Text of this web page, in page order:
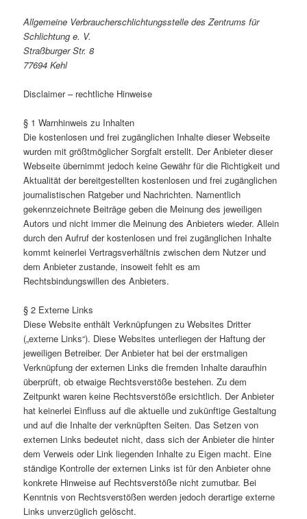
Allgemeine Verbraucherschlichtungsstelle des Zentrums für
Schlichtung e. V.
Straßburger Str. 8
77694 Kehl
Disclaimer – rechtliche Hinweise
§ 1 Warnhinweis zu Inhalten
Die kostenlosen und frei zugänglichen Inhalte dieser Webseite
wurden mit größtmöglicher Sorgfalt erstellt. Der Anbieter dieser
Webseite übernimmt jedoch keine Gewähr für die Richtigkeit und
Aktualität der bereitgestellten kostenlosen und frei zugänglichen
journalistischen Ratgeber und Nachrichten. Namentlich
gekennzeichnete Beiträge geben die Meinung des jeweiligen
Autors und nicht immer die Meinung des Anbieters wieder. Allein
durch den Aufruf der kostenlosen und frei zugänglichen Inhalte
kommt keinerlei Vertragsverhältnis zwischen dem Nutzer und
dem Anbieter zustande, insoweit fehlt es am
Rechtsbindungswillen des Anbieters.
§ 2 Externe Links
Diese Website enthält Verknüpfungen zu Websites Dritter
(„externe Links“). Diese Websites unterliegen der Haftung der
jeweiligen Betreiber. Der Anbieter hat bei der erstmaligen
Verknüpfung der externen Links die fremden Inhalte daraufhin
überprüft, ob etwaige Rechtsverstöße bestehen. Zu dem
Zeitpunkt waren keine Rechtsverstöße ersichtlich. Der Anbieter
hat keinerlei Einfluss auf die aktuelle und zukünftige Gestaltung
und auf die Inhalte der verknüpften Seiten. Das Setzen von
externen Links bedeutet nicht, dass sich der Anbieter die hinter
dem Verweis oder Link liegenden Inhalte zu Eigen macht. Eine
ständige Kontrolle der externen Links ist für den Anbieter ohne
konkrete Hinweise auf Rechtsverstöße nicht zumutbar. Bei
Kenntnis von Rechtsverstößen werden jedoch derartige externe
Links unverzüglich gelöscht.